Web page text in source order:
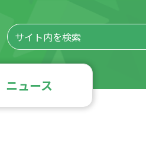
ニュース